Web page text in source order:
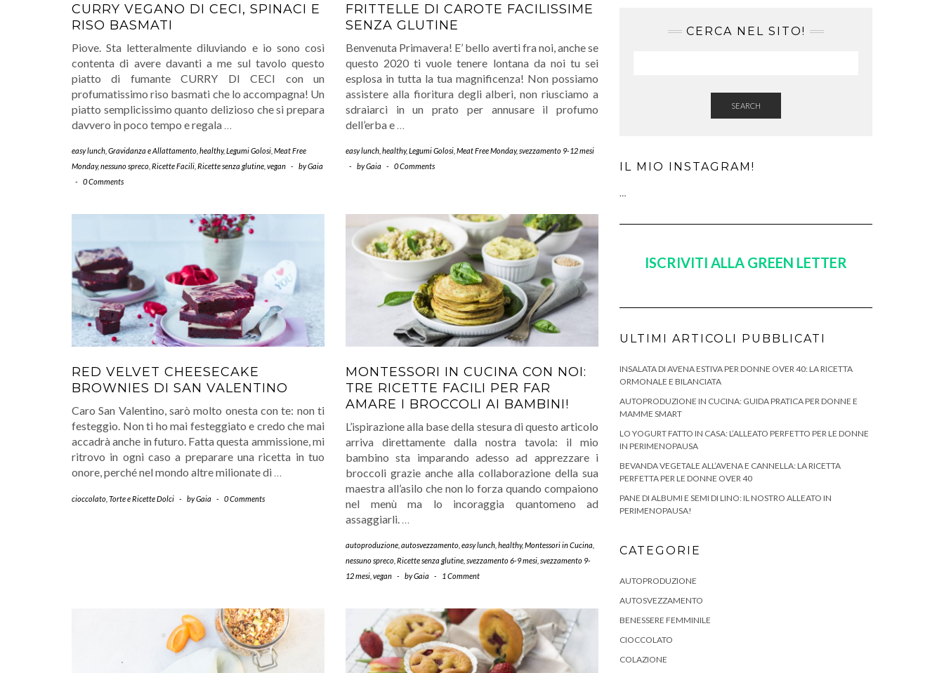
CURRY VEGANO DI CECI, SPINACI E
RISO BASMATI
Piove. Sta letteralmente diluviando e io sono così
contenta di avere davanti a me sul tavolo questo
piatto di fumante CURRY DI CECI con un
profumatissimo riso basmati che lo accompagna! Un
piatto semplicissimo quanto delizioso che si prepara
davvero in poco tempo e regala …
easy lunch Gravidanza e Allattamento healthy,Legumi Golosi Meat Free
Monday,nessuno spreco Ricette Facili Ricette senza glutine vegan - byGaia
-
0 Comments
FRITTELLE DI CAROTE FACILISSIME
SENZA GLUTINE
Benvenuta Primavera! E’ bello averti fra noi, anche se
questo 2020 ti vuole tenere lontana da noi tu sei
esplosa in tutta la tua magnificenza! Non possiamo
assistere alla fioritura degli alberi, non riusciamo a
sdraiarci in un prato per annusare il profumo
dell’erba e …
easy lunch healthy,Legumi Golosi Meat Free Monday,svezzamento 9-12 mesi
-
byGaia - 0 Comments
RED VELVET CHEESECAKE
BROWNIES DI SAN VALENTINO
Caro San Valentino, sarò molto onesta con te: non ti
festeggio. Non ti ho mai festeggiato e credo che mai
accadrà anche in futuro. Fatta questa ammissione, mi
ritrovo in ogni caso a preparare una ricetta in tuo
onore, perché nel mondo altre milionate di …
cioccolato Torte e Ricette Dolci - byGaia - 0 Comments
MONTESSORI IN CUCINA CON NOI:
TRE RICETTE FACILI PER FAR
AMARE I BROCCOLI AI BAMBINI!
L’ispirazione alla base della stesura di questo articolo
arriva direttamente dalla nostra tavola: il mio
bambino sta imparando adesso ad apprezzare i
broccoli grazie anche alla collaborazione della sua
maestra all’asilo che non lo forza quando compaiono
nel menù ma lo incoraggia quantomeno ad
assaggiarli. …
autoproduzione autosvezzamento easy lunch healthy,Montessori in Cucina
nessuno spreco Ricette senza glutine svezzamento 6-9 mesi svezzamento 9-
12 mesi vegan - byGaia - 1 Comment
CERCA NEL SITO!
SEARCH
IL MIO INSTAGRAM!
…
ISCRIVITI ALLA GREEN LETTER
ULTIMI ARTICOLI PUBBLICATI
INSALATA DI AVENA ESTIVA PER DONNE OVER 40: LA RICETTA
ORMONALE E BILANCIATA
AUTOPRODUZIONE IN CUCINA: GUIDA PRATICA PER DONNE E
MAMME SMART
LO YOGURT FATTO IN CASA: L’ALLEATO PERFETTO PER LE DONNE
IN PERIMENOPAUSA
BEVANDA VEGETALE ALL’AVENA E CANNELLA: LA RICETTA
PERFETTA PER LE DONNE OVER 40
PANE DI ALBUMI E SEMI DI LINO: IL NOSTRO ALLEATO IN
PERIMENOPAUSA!
CATEGORIE
AUTOPRODUZIONE
AUTOSVEZZAMENTO
BENESSERE FEMMINILE
CIOCCOLATO
COLAZIONE